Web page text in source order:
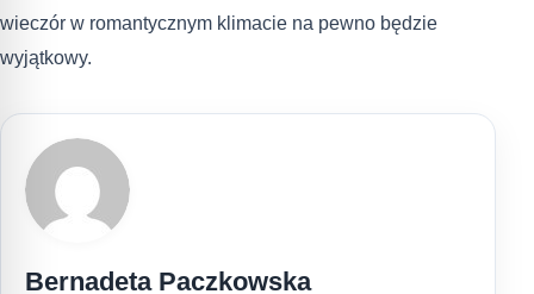
wieczór w romantycznym klimacie na pewno będzie
wyjątkowy.
Bernadeta Paczkowska